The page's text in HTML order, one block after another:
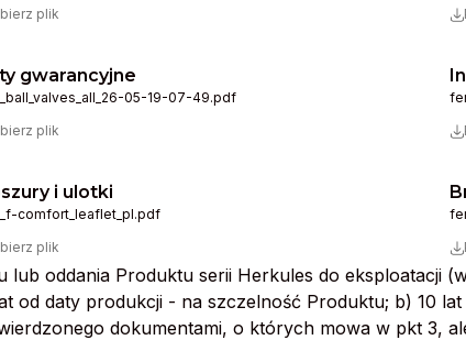
plik
gwarancyjne
05-19-07-49.pdf
plik
i ulotki
comfort_leaflet_pl.pdf
plik
oddania Produktu serii Herkules do eksploatacji
od daty produkcji - na szczelność Produktu; b) 10
dokumentami, o których mowa w pkt 3,